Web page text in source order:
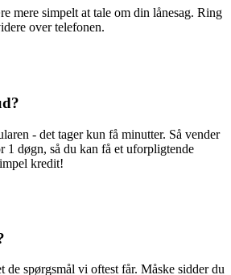
mere simpelt at tale om din lånesag. Ring
over telefonen.
- det tager kun få minutter. Så vender
døgn, så du kan få et uforpligtende
kredit!
de spørgsmål vi oftest får. Måske sidder du